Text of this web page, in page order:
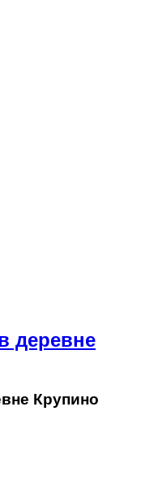
деревне
Крупино